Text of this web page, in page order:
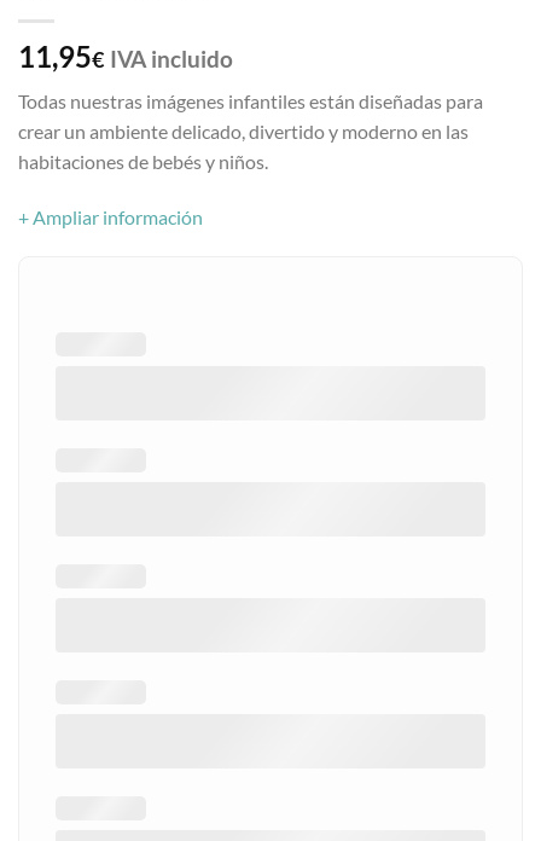
11,95€ IVA incluido
Todas nuestras imágenes infantiles están diseñadas para
crear un ambiente delicado, divertido y moderno en las
habitaciones de bebés y niños.
+ Ampliar información